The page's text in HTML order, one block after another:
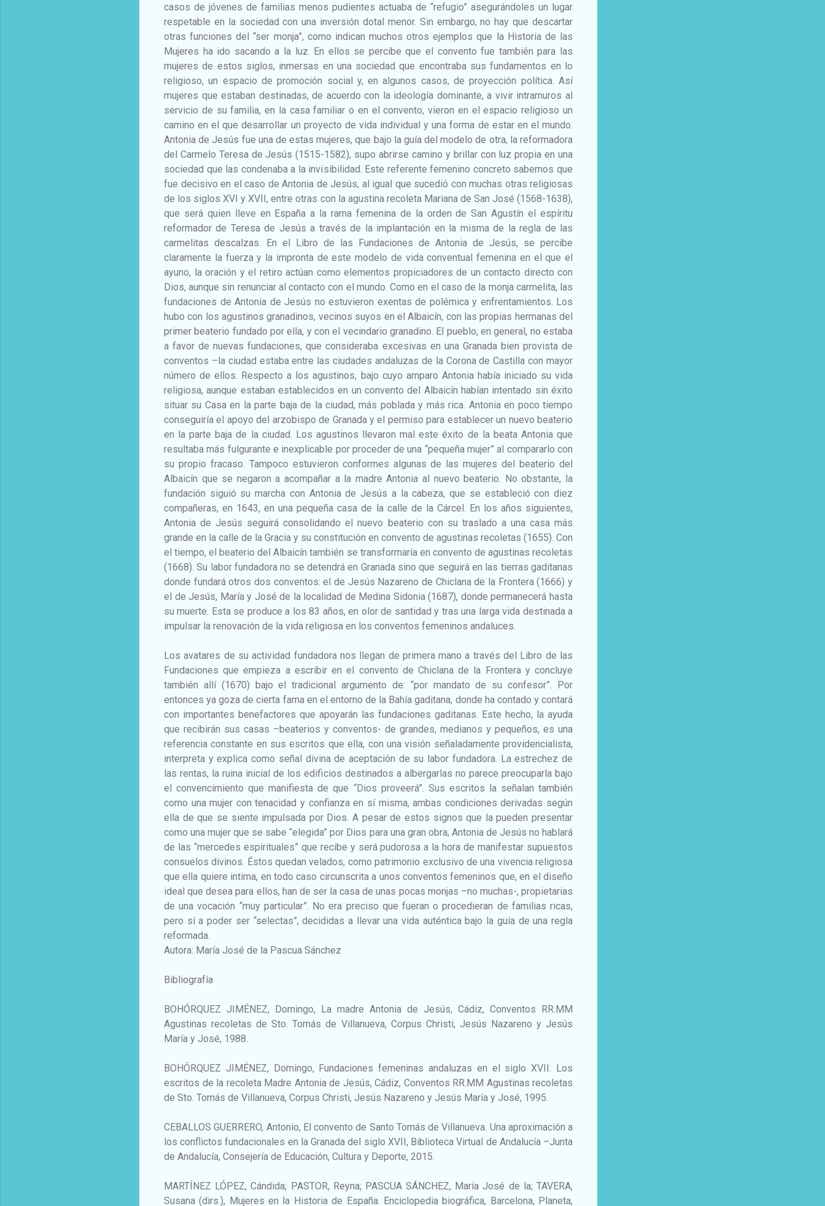
casos de jóvenes de familias menos pudientes actuaba de “refugio” asegurándoles un lugar
respetable en la sociedad con una inversión dotal menor. Sin embargo, no hay que descartar
otras funciones del “ser monja”, como indican muchos otros ejemplos que la Historia de las
Mujeres ha ido sacando a la luz. En ellos se percibe que el convento fue también para las
mujeres de estos siglos, inmersas en una sociedad que encontraba sus fundamentos en lo
religioso, un espacio de promoción social y, en algunos casos, de proyección política. Así
mujeres que estaban destinadas, de acuerdo con la ideología dominante, a vivir intramuros al
servicio de su familia, en la casa familiar o en el convento, vieron en el espacio religioso un
camino en el que desarrollar un proyecto de vida individual y una forma de estar en el mundo.
Antonia de Jesús fue una de estas mujeres, que bajo la guía del modelo de otra, la reformadora
del Carmelo Teresa de Jesús (1515-1582), supo abrirse camino y brillar con luz propia en una
sociedad que las condenaba a la invisibilidad. Este referente femenino concreto sabemos que
fue decisivo en el caso de Antonia de Jesús, al igual que sucedió con muchas otras religiosas
de los siglos XVI y XVII, entre otras con la agustina recoleta Mariana de San José (1568-1638),
que será quien lleve en España a la rama femenina de la orden de San Agustín el espíritu
reformador de Teresa de Jesús a través de la implantación en la misma de la regla de las
carmelitas descalzas. En el Libro de las Fundaciones de Antonia de Jesús, se percibe
claramente la fuerza y la impronta de este modelo de vida conventual femenina en el que el
ayuno, la oración y el retiro actúan como elementos propiciadores de un contacto directo con
Dios, aunque sin renunciar al contacto con el mundo. Como en el caso de la monja carmelita, las
fundaciones de Antonia de Jesús no estuvieron exentas de polémica y enfrentamientos. Los
hubo con los agustinos granadinos, vecinos suyos en el Albaicín, con las propias hermanas del
primer beaterio fundado por ella, y con el vecindario granadino. El pueblo, en general, no estaba
a favor de nuevas fundaciones, que consideraba excesivas en una Granada bien provista de
conventos –la ciudad estaba entre las ciudades andaluzas de la Corona de Castilla con mayor
número de ellos. Respecto a los agustinos, bajo cuyo amparo Antonia había iniciado su vida
religiosa, aunque estaban establecidos en un convento del Albaicín habían intentado sin éxito
situar su Casa en la parte baja de la ciudad, más poblada y más rica. Antonia en poco tiempo
conseguiría el apoyo del arzobispo de Granada y el permiso para establecer un nuevo beaterio
en la parte baja de la ciudad. Los agustinos llevaron mal este éxito de la beata Antonia que
resultaba más fulgurante e inexplicable por proceder de una “pequeña mujer” al compararlo con
su propio fracaso. Tampoco estuvieron conformes algunas de las mujeres del beaterio del
Albaicín que se negaron a acompañar a la madre Antonia al nuevo beaterio. No obstante, la
fundación siguió su marcha con Antonia de Jesús a la cabeza, que se estableció con diez
compañeras, en 1643, en una pequeña casa de la calle de la Cárcel. En los años siguientes,
Antonia de Jesús seguirá consolidando el nuevo beaterio con su traslado a una casa más
grande en la calle de la Gracia y su constitución en convento de agustinas recoletas (1655). Con
el tiempo, el beaterio del Albaicín también se transformaría en convento de agustinas recoletas
(1668). Su labor fundadora no se detendrá en Granada sino que seguirá en las tierras gaditanas
donde fundará otros dos conventos: el de Jesús Nazareno de Chiclana de la Frontera (1666) y
el de Jesús, María y José de la localidad de Medina Sidonia (1687), donde permanecerá hasta
su muerte. Esta se produce a los 83 años, en olor de santidad y tras una larga vida destinada a
impulsar la renovación de la vida religiosa en los conventos femeninos andaluces.
Los avatares de su actividad fundadora nos llegan de primera mano a través del Libro de las
Fundaciones que empieza a escribir en el convento de Chiclana de la Frontera y concluye
también allí (1670) bajo el tradicional argumento de: “por mandato de su confesor”. Por
entonces ya goza de cierta fama en el entorno de la Bahía gaditana, donde ha contado y contará
con importantes benefactores que apoyarán las fundaciones gaditanas. Este hecho, la ayuda
que recibirán sus casas –beaterios y conventos- de grandes, medianos y pequeños, es una
referencia constante en sus escritos que ella, con una visión señaladamente providencialista,
interpreta y explica como señal divina de aceptación de su labor fundadora. La estrechez de
las rentas, la ruina inicial de los edificios destinados a albergarlas no parece preocuparla bajo
el convencimiento que manifiesta de que “Dios proveerá”. Sus escritos la señalan también
como una mujer con tenacidad y confianza en sí misma, ambas condiciones derivadas según
ella de que se siente impulsada por Dios. A pesar de estos signos que la pueden presentar
como una mujer que se sabe “elegida” por Dios para una gran obra, Antonia de Jesús no hablará
de las “mercedes espirituales” que recibe y será pudorosa a la hora de manifestar supuestos
consuelos divinos. Éstos quedan velados, como patrimonio exclusivo de una vivencia religiosa
que ella quiere intima, en todo caso circunscrita a unos conventos femeninos que, en el diseño
ideal que desea para ellos, han de ser la casa de unas pocas monjas –no muchas-, propietarias
de una vocación “muy particular”. No era preciso que fueran o procedieran de familias ricas,
pero sí a poder ser “selectas”, decididas a llevar una vida auténtica bajo la guía de una regla
reformada.
Autora: María José de la Pascua Sánchez
Bibliografía
BOHÓRQUEZ JIMÉNEZ, Domingo, La madre Antonia de Jesús, Cádiz, Conventos RR.MM
Agustinas recoletas de Sto. Tomás de Villanueva, Corpus Christi, Jesús Nazareno y Jesús
María y José, 1988.
BOHÓRQUEZ JIMÉNEZ, Domingo, Fundaciones femeninas andaluzas en el siglo XVII: Los
escritos de la recoleta Madre Antonia de Jesús, Cádiz, Conventos RR.MM Agustinas recoletas
de Sto. Tomás de Villanueva, Corpus Christi, Jesús Nazareno y Jesús María y José, 1995.
CEBALLOS GUERRERO, Antonio, El convento de Santo Tomás de Villanueva. Una aproximación a
los conflictos fundacionales en la Granada del siglo XVII, Biblioteca Virtual de Andalucía –Junta
de Andalucía, Consejería de Educación, Cultura y Deporte, 2015.
MARTÍNEZ LÓPEZ, Cándida; PASTOR, Reyna; PASCUA SÁNCHEZ, María José de la; TAVERA,
Susana (dirs.), Mujeres en la Historia de España. Enciclopedia biográfica, Barcelona, Planeta,